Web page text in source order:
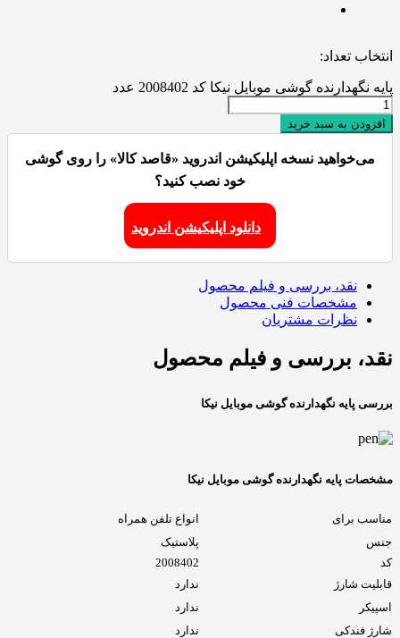
انتخاب تعداد:
پایه نگهدارنده گوشی موبایل نیکا کد 2008402 عدد
افزودن به سبد خرید
می‌خواهید نسخه اپلیکیشن اندروید «قاصد کالا» را روی گوشی
خود نصب کنید؟
دانلود اپلیکیشن اندروید
نقد، بررسی و فیلم محصول
مشخصات فنی محصول
نظرات مشتریان
نقد، بررسی و فیلم محصول
بررسی پایه نگهدارنده گوشی موبایل نیکا
مشخصات پایه نگهدارنده گوشی موبایل نیکا
مناسب برای
انواع تلفن همراه
جنس
پلاستیک
کد
2008402
قابلیت شارژ
ندارد
اسپیکر
ندارد
شارژ فندکی
ندارد